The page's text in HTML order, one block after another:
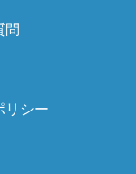
問
リシー